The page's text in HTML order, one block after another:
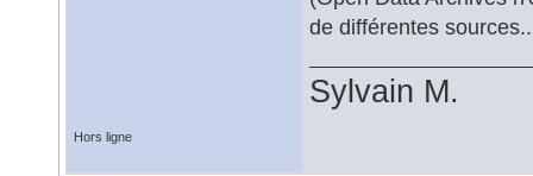
de différentes
Sylvain M.
Hors ligne